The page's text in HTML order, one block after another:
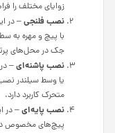
زوایای مختلف را
نصب فلنجی– در
با پیچ و مهره به
جک در محل‌های
نصب پاشنه‌ای–
یا وسط سیلندر
متحرک کاربرد دارد.
نصب پایه‌ای– در
پیچ‌های مخصوص